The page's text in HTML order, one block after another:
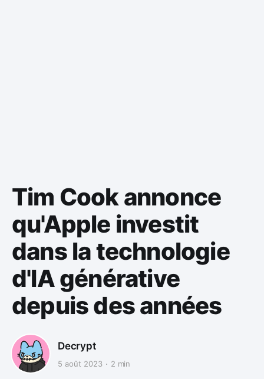
Tim Cook annonce
qu'Apple investit
dans la technologie
d'IA générative
depuis des années
Decrypt
5 août 2023 2 min